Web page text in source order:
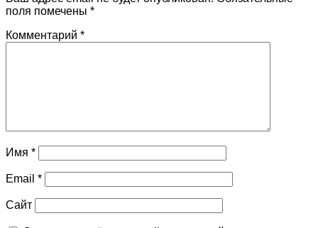
поля помечены *
Комментарий *
Имя *
Email *
Сайт